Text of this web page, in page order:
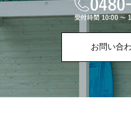
お問い合